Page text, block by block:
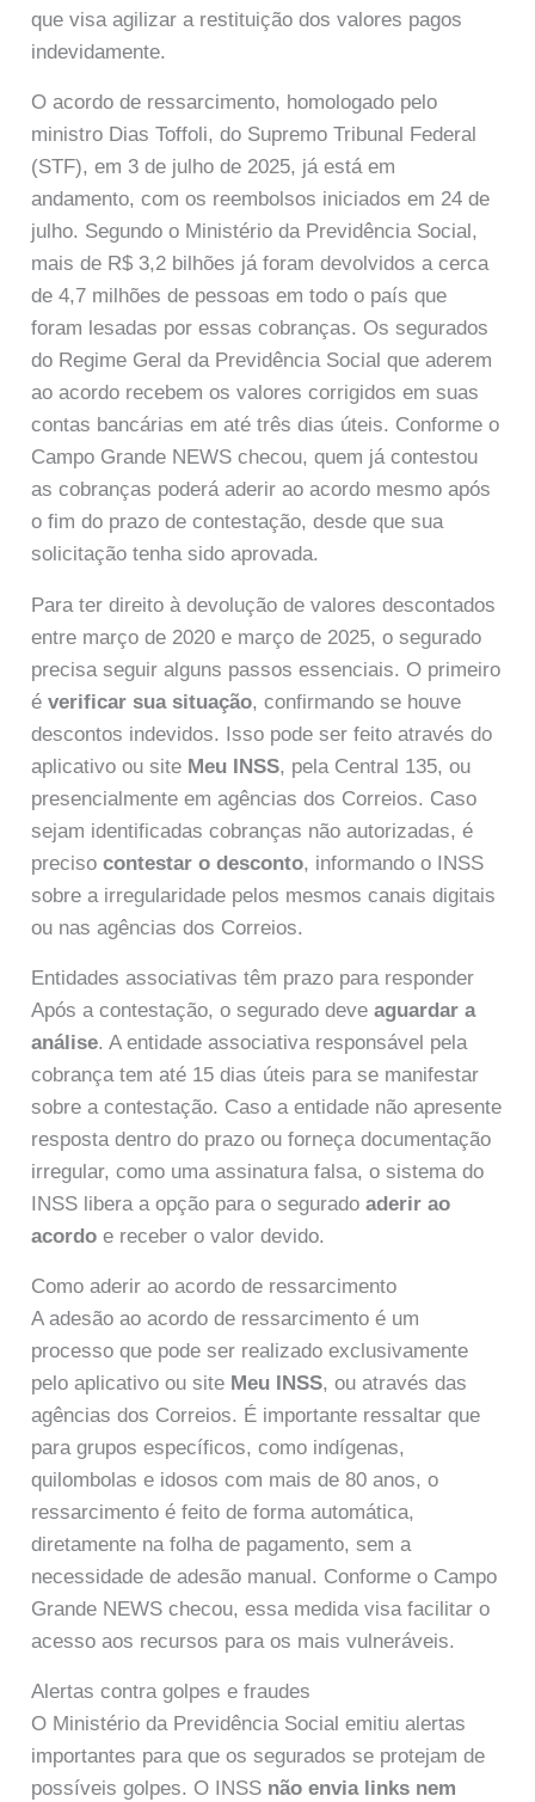
que visa agilizar a restituição dos valores pagos
indevidamente.
O acordo de ressarcimento, homologado pelo
ministro Dias Toffoli, do Supremo Tribunal Federal
(STF), em 3 de julho de 2025, já está em
andamento, com os reembolsos iniciados em 24 de
julho. Segundo o Ministério da Previdência Social,
mais de R$ 3,2 bilhões já foram devolvidos a cerca
de 4,7 milhões de pessoas em todo o país que
foram lesadas por essas cobranças. Os segurados
do Regime Geral da Previdência Social que aderem
ao acordo recebem os valores corrigidos em suas
contas bancárias em até três dias úteis. Conforme o
Campo Grande NEWS checou, quem já contestou
as cobranças poderá aderir ao acordo mesmo após
o fim do prazo de contestação, desde que sua
solicitação tenha sido aprovada.
Para ter direito à devolução de valores descontados
entre março de 2020 e março de 2025, o segurado
precisa seguir alguns passos essenciais. O primeiro
éverificar sua situação, confirmando se houve
descontos indevidos. Isso pode ser feito através do
aplicativo ou site Meu INSS, pela Central 135, ou
presencialmente em agências dos Correios. Caso
sejam identificadas cobranças não autorizadas, é
precisocontestar o desconto, informando o INSS
sobre a irregularidade pelos mesmos canais digitais
ou nas agências dos Correios.
Entidades associativas têm prazo para responder
Após a contestação, o segurado deveaguardar a
análise. A entidade associativa responsável pela
cobrança tem até 15 dias úteis para se manifestar
sobre a contestação. Caso a entidade não apresente
resposta dentro do prazo ou forneça documentação
irregular, como uma assinatura falsa, o sistema do
INSS libera a opção para o seguradoaderir ao
acordo e receber o valor devido.
Como aderir ao acordo de ressarcimento
A adesão ao acordo de ressarcimento é um
processo que pode ser realizado exclusivamente
pelo aplicativo ou site Meu INSS, ou através das
agências dos Correios. É importante ressaltar que
para grupos específicos, como indígenas,
quilombolas e idosos com mais de 80 anos, o
ressarcimento é feito de forma automática,
diretamente na folha de pagamento, sem a
necessidade de adesão manual. Conforme o Campo
Grande NEWS checou, essa medida visa facilitar o
acesso aos recursos para os mais vulneráveis.
Alertas contra golpes e fraudes
O Ministério da Previdência Social emitiu alertas
importantes para que os segurados se protejam de
possíveis golpes. O INSS não envia links nem